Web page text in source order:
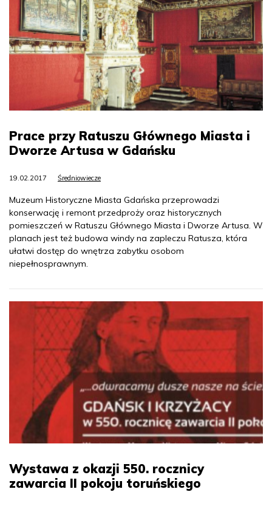
Prace przy Ratuszu Głównego Miasta i
Dworze Artusa w Gdańsku
19.02.2017 Średniowiecze
Muzeum Historyczne Miasta Gdańska przeprowadzi
konserwację i remont przedproży oraz historycznych
pomieszczeń w Ratuszu Głównego Miasta i Dworze Artusa. W
planach jest też budowa windy na zapleczu Ratusza, która
ułatwi dostęp do wnętrza zabytku osobom
niepełnosprawnym.
Wystawa z okazji 550. rocznicy
zawarcia II pokoju toruńskiego